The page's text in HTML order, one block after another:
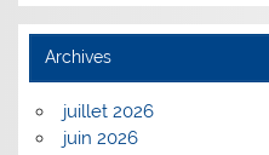
Archives
juillet 2026
juin 2026